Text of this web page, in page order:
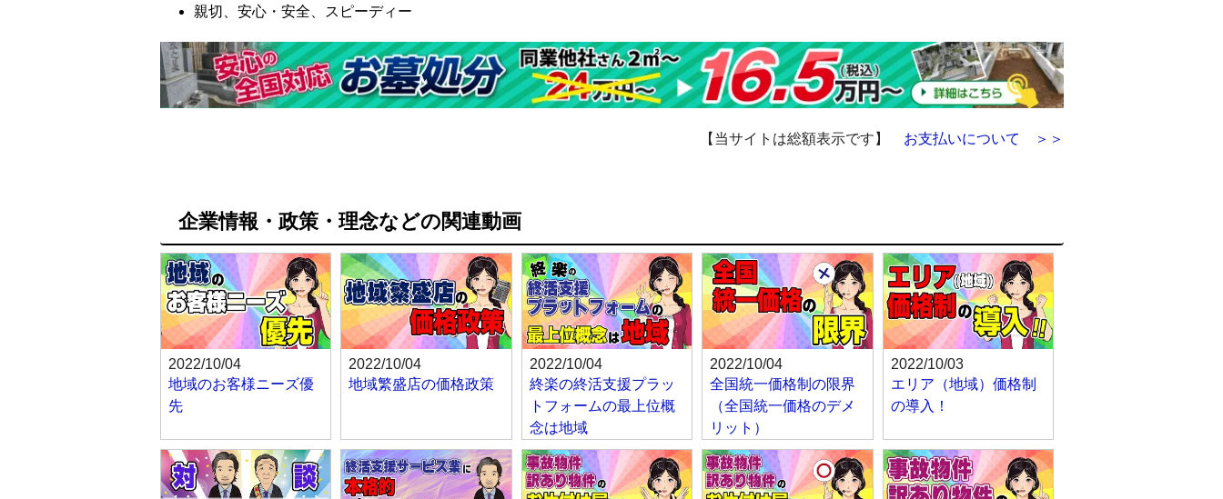
親切、安心・安全、スピーディー
【当サイトは総額表示です】 お支払いについて ＞＞
企業情報・政策・理念などの関連動画
2022/10/04
地域のお客様ニーズ優
先
2022/10/04
地域繁盛店の価格政策
2022/10/04
終楽の終活支援プラッ
トフォームの最上位概
念は地域
2022/10/04
全国統一価格制の限界
（全国統一価格のデメ
リット）
2022/10/03
エリア（地域）価格制
の導入！